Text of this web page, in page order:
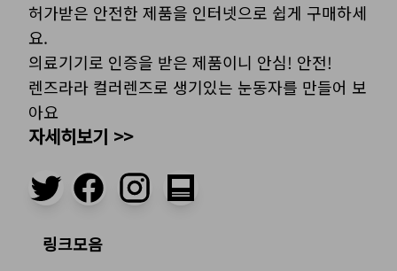
허가받은 안전한 제품을 인터넷으로 쉽게 구매하세
요.
의료기기로 인증을 받은 제품이니 안심! 안전!
렌즈라라 컬러렌즈로 생기있는 눈동자를 만들어 보
아요
자세히보기 >>
링크모음